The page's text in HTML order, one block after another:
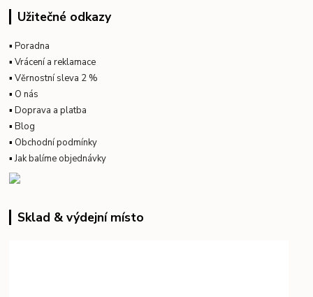
Užitečné odkazy
▪Poradna
▪Vrácení a reklamace
▪Věrnostní sleva 2 %
▪ O nás
▪Doprava a platba
▪Blog
▪ Obchodní podmínky
▪Jak balíme objednávky
Sklad & výdejní místo